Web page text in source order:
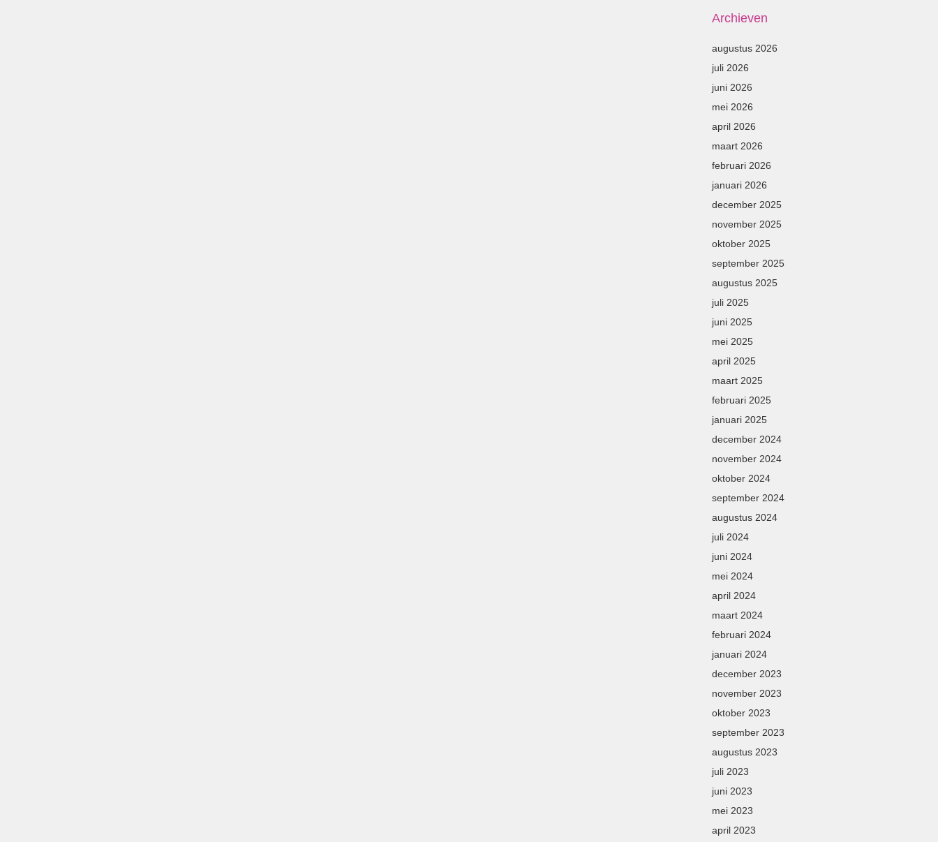
Archieven
augustus 2026
juli 2026
juni 2026
mei 2026
april 2026
maart 2026
februari 2026
januari 2026
december 2025
november 2025
oktober 2025
september 2025
augustus 2025
juli 2025
juni 2025
mei 2025
april 2025
maart 2025
februari 2025
januari 2025
december 2024
november 2024
oktober 2024
september 2024
augustus 2024
juli 2024
juni 2024
mei 2024
april 2024
maart 2024
februari 2024
januari 2024
december 2023
november 2023
oktober 2023
september 2023
augustus 2023
juli 2023
juni 2023
mei 2023
april 2023